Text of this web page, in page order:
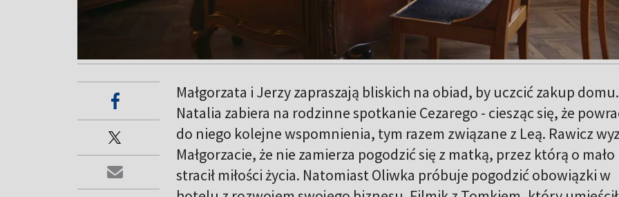
Małgorzata i Jerzy zapraszają bliskich na obiad, by uczcić zakup domu.
Natalia zabiera na rodzinne spotkanie Cezarego - ciesząc się, że
do niego kolejne wspomnienia, tym razem związane z Leą. Rawicz
Małgorzacie, że nie zamierza pogodzić się z matką, przez którą o
stracił miłości życia. Natomiast Oliwka próbuje pogodzić obowiązki w